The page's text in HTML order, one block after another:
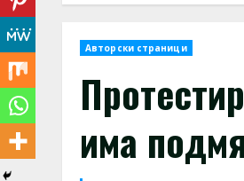
Авторски страници
има